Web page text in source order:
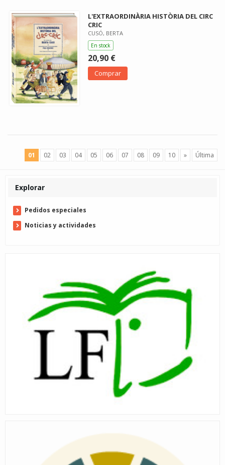
L'EXTRAORDINÀRIA HISTÒRIA DEL CIRC
CRIC
CUSÓ, BERTA
En stock
20,90 €
Comprar
01 02 03 04 05 06 07 08 09 10 » Última
Explorar
Pedidos especiales
Noticias y actividades